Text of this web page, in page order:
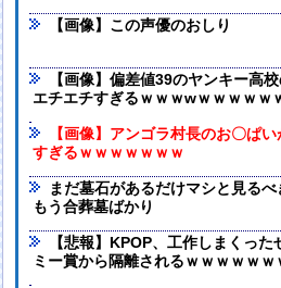
【画像】この声優のおしり
【画像】偏差値39のヤンキー高校
エチエチすぎるｗｗｗwｗｗｗｗｗ
【画像】アンゴラ村長のお〇ぱ
すぎるｗｗｗｗｗｗｗ
まだ墓石があるだけマシと見る
もう合葬墓ばかり
【悲報】KPOP、工作しまくった
ミー賞から隔離されるｗｗｗｗｗｗ